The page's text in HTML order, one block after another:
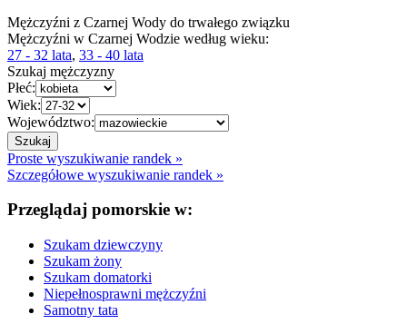
Mężczyźni z Czarnej Wody do trwałego związku
Mężczyźni w Czarnej Wodzie według wieku:
27 - 32 lata, 33 - 40 lata
Szukaj mężczyzny
Płeć:
Wiek:
Województwo:
Proste wyszukiwanie randek »
Szczegółowe wyszukiwanie randek »
Przeglądaj pomorskie w:
Szukam dziewczyny
Szukam żony
Szukam domatorki
Niepełnosprawni mężczyźni
Samotny tata